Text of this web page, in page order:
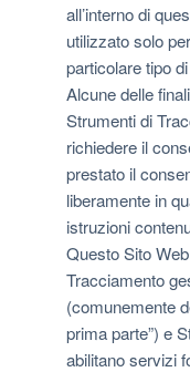
all’interno di
utilizzato solo
particolare tipo
Alcune delle
Strumenti di
richiedere il
prestato il
liberamente in
istruzioni
Questo Sito
Tracciamento
(comunemente
prima parte”) e
abilitano servizi